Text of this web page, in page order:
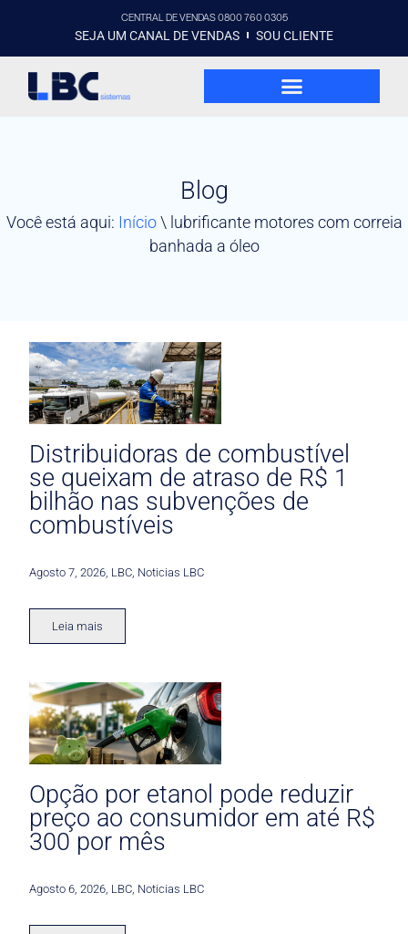
CENTRAL DE VENDAS 0800 760 0305
SEJA UM CANAL DE VENDAS SOU CLIENTE
Blog
Você está aqui: Início\ lubrificante motores com correia
banhada a óleo
Distribuidoras de combustível
se queixam de atraso de R$ 1
bilhão nas subvenções de
combustíveis
Agosto 7, 2026 LBC Noticias LBC
Leia mais
Opção por etanol pode reduzir
preço ao consumidor em até R$
300 por mês
Agosto 6, 2026 LBC Noticias LBC